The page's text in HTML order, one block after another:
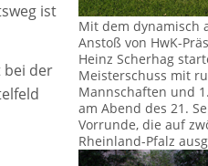
Mit dem dynamisch
Anstoß von HwK-
Heinz Scherhag
Meisterschuss mit
Mannschaften und
am Abend des 21.
Vorrunde, die auf
Rheinland-Pfalz
ist
bei der